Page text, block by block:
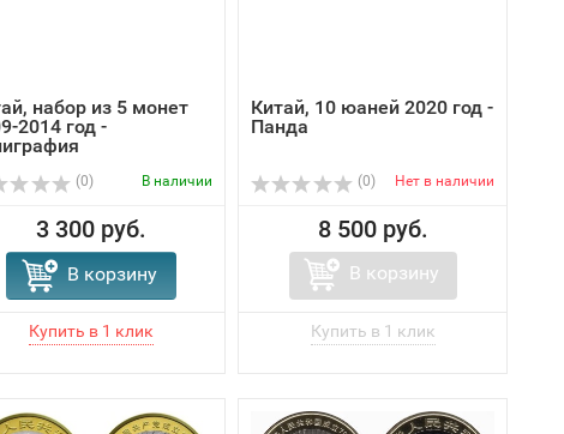
набор из 5 монет
2014 год -
(0) В наличии
3 300 руб.
В корзину
Китай, 10 юаней 2020 год -
Панда
(0) Нет в наличии
8 500 руб.
В корзину